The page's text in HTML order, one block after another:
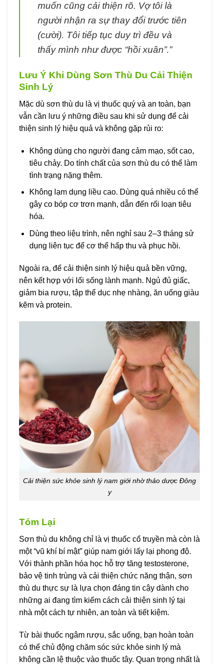
muốn cũng cải thiện rõ. Vợ tôi là
người nhận ra sự thay đổi trước tiên
(cười). Tôi tiếp tục duy trì đều và
thấy mình như được “hồi xuân”.”
Lưu Ý Khi Dùng Sơn Thù Du Cải Thiện
Sinh Lý
Mặc dù sơn thù du là vị thuốc quý và an toàn, bạn
vẫn cần lưu ý những điều sau khi sử dụng để cải
thiện sinh lý hiệu quả và không gặp rủi ro:
Không dùng cho người đang cảm mạo, sốt cao,
tiêu chảy. Do tính chất của sơn thù du có thể làm
tình trạng nặng thêm.
Không lạm dụng liều cao. Dùng quá nhiều có thể
gây co bóp cơ trơn mạnh, dẫn đến rối loạn tiêu
hóa.
Dùng theo liệu trình, nên nghỉ sau 2–3 tháng sử
dụng liên tục để cơ thể hấp thu và phục hồi.
Ngoài ra, để cải thiện sinh lý hiệu quả bền vững,
nên kết hợp với lối sống lành mạnh. Ngủ đủ giấc,
giảm bia rượu, tập thể dục nhẹ nhàng, ăn uống giàu
kẽm và protein.
Cải thiện sức khỏe sinh lý nam giới nhờ thảo dược Đông
y
Tóm Lại
Sơn thù du không chỉ là vị thuốc cổ truyền mà còn là
một “vũ khí bí mật” giúp nam giới lấy lại phong độ.
Với thành phần hóa học hỗ trợ tăng testosterone,
bảo vệ tinh trùng và cải thiện chức năng thận, sơn
thù du thực sự là lựa chọn đáng tin cậy dành cho
những ai đang tìm kiếm cách cải thiện sinh lý tại
nhà một cách tự nhiên, an toàn và tiết kiệm.
Từ bài thuốc ngâm rượu, sắc uống, bạn hoàn toàn
có thể chủ động chăm sóc sức khỏe sinh lý mà
không cần lệ thuộc vào thuốc tây. Quan trọng nhất là